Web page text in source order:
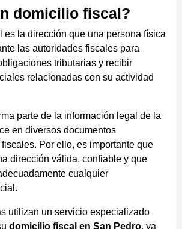
domicilio fiscal?
es la dirección que una persona física
las autoridades fiscales para
tributarias y recibir
relacionadas con su actividad
parte de la información legal de la
en diversos documentos
Por ello, es importante que
dirección válida, confiable y que
cualquier
utilizan un servicio especializado
domicilio fiscal en San Pedro, ya